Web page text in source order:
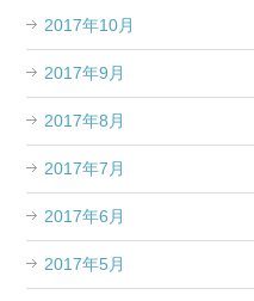
2017年10月
2017年9月
2017年8月
2017年7月
2017年6月
2017年5月